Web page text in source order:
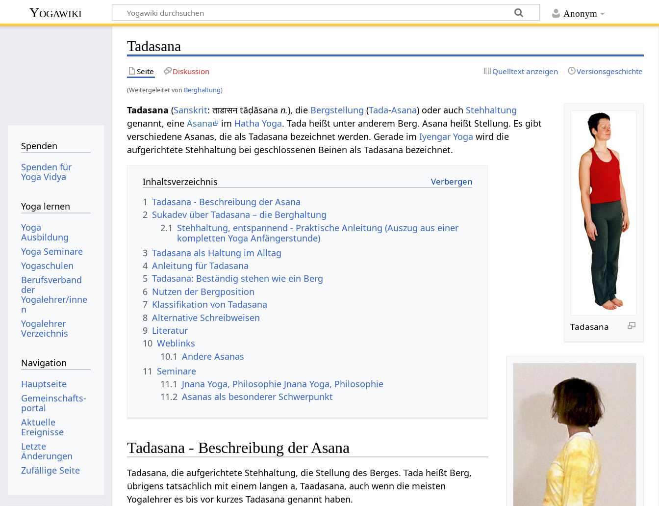
Anonym
Yogawiki
Tadasana
Seite Diskussion Quelltext anzeigen Versionsgeschichte
(Weitergeleitet von Berghaltung)
Tadasana
Tadasana (Sanskrit: ताडासन tāḍāsanan.), die Bergstellung (Tada-Asana) oder auch Stehhaltung
genannt, eineAsana im Hatha Yoga. Tada heißt unter anderem Berg. Asana heißt Stellung. Es gibt
verschiedene Asanas, die als Tadasana bezeichnet werden. Gerade imIyengar Yoga wird die
aufgerichtete Stehhaltung bei geschlossenen Beinen als Tadasana bezeichnet.
Inhaltsverzeichnis
1 Tadasana - Beschreibung der Asana
2 Sukadev über Tadasana – die Berghaltung
2.1 Stehhaltung, entspannend - Praktische Anleitung (Auszug aus einer
kompletten Yoga Anfängerstunde)
3 Tadasana als Haltung im Alltag
4 Anleitung für Tadasana
5 Tadasana: Beständig stehen wie ein Berg
6 Nutzen der Bergposition
7 Klassifikation von Tadasana
8 Alternative Schreibweisen
9 Literatur
10 Weblinks
10.1 Andere Asanas
11 Seminare
11.1 Jnana Yoga, Philosophie Jnana Yoga, Philosophie
11.2 Asanas als besonderer Schwerpunkt
Tadasana - Beschreibung der Asana
Tadasana, die aufgerichtete Stehhaltung, die Stellung des Berges. Tada heißt Berg,
übrigens tatsächlich mit einem langen a, Taadasana, auch wenn die meisten
Yogalehrer es bis vor kurzes Tadasana genannt haben.
Spenden
Spenden für
Yoga Vidya
Yoga lernen
Yoga
Ausbildung
Yoga Seminare
Yogaschulen
Berufsverband
der
Yogalehrer/inne
n
Yogalehrer
Verzeichnis
Navigation
Hauptseite
Gemeinschafts­
portal
Aktuelle
Ereignisse
Letzte
Änderungen
Zufällige Seite